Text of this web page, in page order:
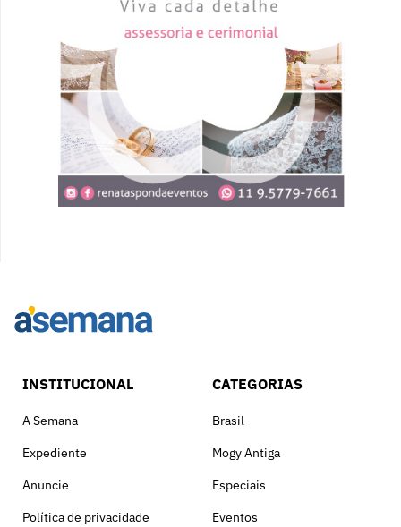
INSTITUCIONAL
A Semana
Expediente
Anuncie
Política de privacidade
CATEGORIAS
Brasil
Mogy Antiga
Especiais
Eventos